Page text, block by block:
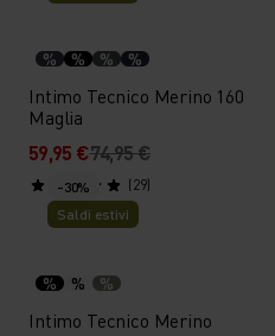
% % % %
Intimo Tecnico Merino 160
Maglia
59,95 €74,95 €
(29)
-30%
Saldi estivi
% % %
Intimo Tecnico Merino